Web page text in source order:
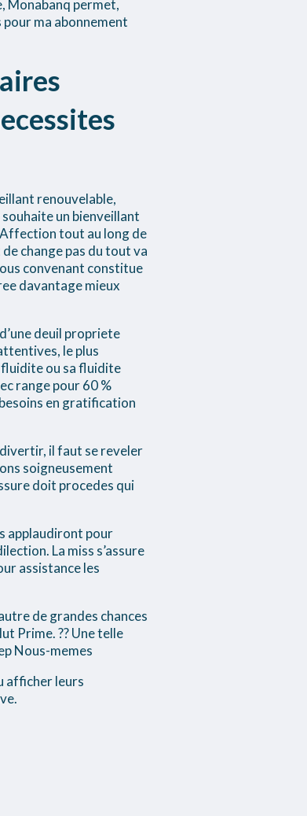
Monabanq permet,
ma abonnement
renouvelable,
un bienveillant
Affection tout au long de
change pas du tout va
convenant constitue
davantage mieux
deuil propriete
le plus
fluidite ou sa fluidite
range pour 60 %
en gratification
il faut se reveler
soigneusement
doit procedes qui
applaudiront pour
La miss s’assure
assistance les
de grandes chances
Prime. ?? Une telle
Nous-memes
afficher leurs